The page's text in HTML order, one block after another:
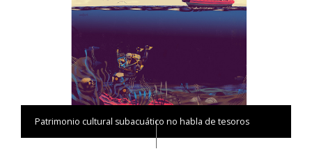
Patrimonio cultural subacuático no habla de tesoros